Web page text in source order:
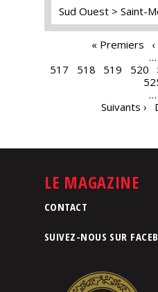
Sud Ouest Saint-
« Premiers
…
517
518 519 520
…
Suivants ›
LE MAGAZINE
CONTACT
SUIVEZ-NOUS SUR